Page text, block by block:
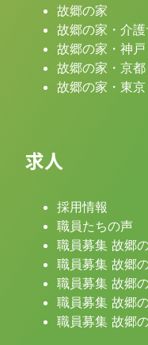
故郷の家
故郷の家・介
故郷の家・神戸
故郷の家・京都
故郷の家・東京
求人
採用情報
職員たちの声
職員募集 故郷
職員募集 故郷
職員募集 故郷
職員募集 故郷
職員募集 故郷